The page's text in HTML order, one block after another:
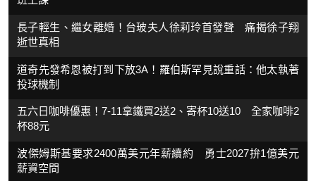
長子輕生、繼女離婚！台玻夫人徐莉玲首發聲 痛揭徐子翔
逝世真相
道奇先發希恩被打到下放3A！羅伯斯罕見說重話：他太執著
投球機制
五六日咖啡優惠！7-11拿鐵買2送2、寄杯10送10 全家咖啡2
杯88元
波傑姆斯基要求2400萬美元年薪續約 勇士2027拚1億美元
薪資空間